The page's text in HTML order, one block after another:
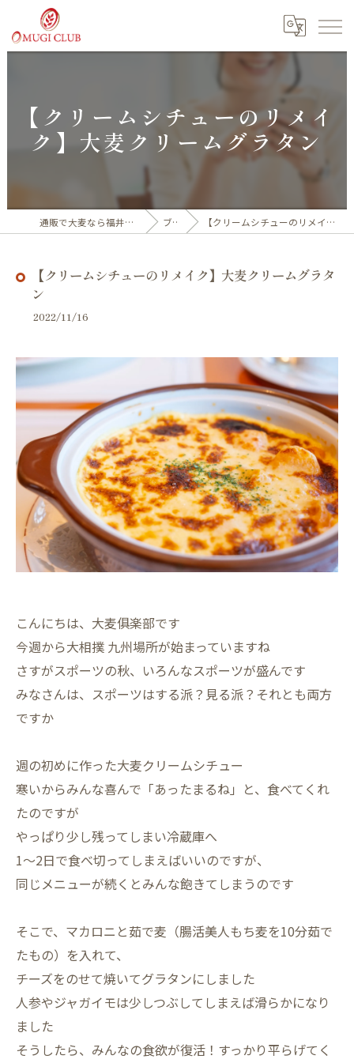
【クリームシチューのリメイ
ク】大麦クリームグラタン
通販で大麦なら福井産100%の大麦倶楽部 ブログ 【クリームシチューのリメイク】大麦クリームグラタン
【クリームシチューのリメイク】大麦クリームグラタ
ン
2022/11/16
こんにちは、大麦俱楽部です
今週から大相撲 九州場所が始まっていますね
さすがスポーツの秋、いろんなスポーツが盛んです
みなさんは、スポーツはする派？見る派？それとも両方
ですか
週の初めに作った大麦クリームシチュー
寒いからみんな喜んで「あったまるね」と、食べてくれ
たのですが
やっぱり少し残ってしまい冷蔵庫へ
1～2日で食べ切ってしまえばいいのですが、
同じメニューが続くとみんな飽きてしまうのです
そこで、マカロニと茹で麦（腸活美人もち麦を10分茹で
たもの）を入れて、
チーズをのせて焼いてグラタンにしました
人参やジャガイモは少しつぶしてしまえば滑らかになり
ました
そうしたら、みんなの食欲が復活！すっかり平らげてく